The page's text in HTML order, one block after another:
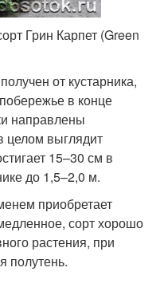
Грин Карпет (Green
от кустарника,
в конце
направлены
целом выглядит
15–30 см в
до 1,5–2,0 м.
приобретает
сорт хорошо
растения, при
полутень.